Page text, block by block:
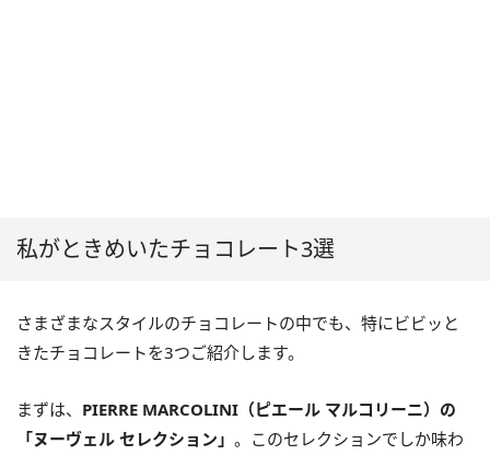
私がときめいたチョコレート3選
さまざまなスタイルのチョコレートの中でも、特にビビッと
きたチョコレートを3つご紹介します。
まずは、 PIERRE MARCOLINI（ピエール マルコリーニ）の
「ヌーヴェル セレクション」 。このセレクションでしか味わ